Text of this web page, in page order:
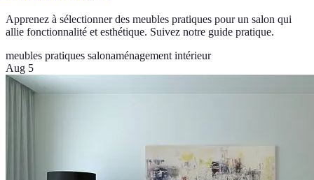
Apprenez à sélectionner des meubles pratiques pour un salon qui
allie fonctionnalité et esthétique. Suivez notre guide pratique.
meubles pratiques salonaménagement intérieur
Aug 5